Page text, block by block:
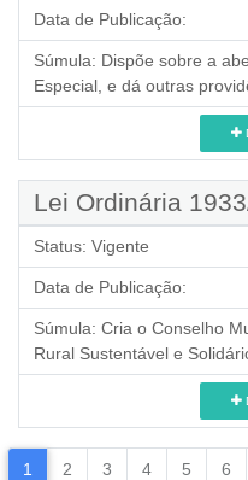
Data de Publicação:
Súmula: Dispõe sobre a
Especial, e dá outras
Lei Ordinária
Status: Vigente
Data de Publicação:
Súmula: Cria o Conselho
Rural Sustentável e
1 2 3 4 5 6